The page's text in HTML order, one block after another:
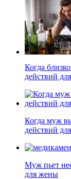
Когда
действий
Когда муж
действий
Муж пьет
для жены